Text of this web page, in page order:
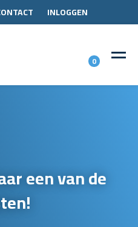
INLOGGEN
0
een van de